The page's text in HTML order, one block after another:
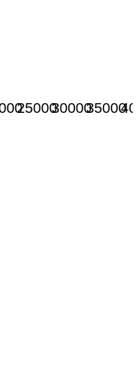
250003000035000